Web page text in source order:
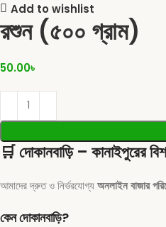
Add to wishlist
রশুন (৫০০ গ্রাম)
50.00৳
🛒দোকানবাড়ি – কানাইপুরের
আমাদের দ্রুত ও নির্ভরযোগ্যঅনলাইন বাজার
কেন দোকানবাড়ি?